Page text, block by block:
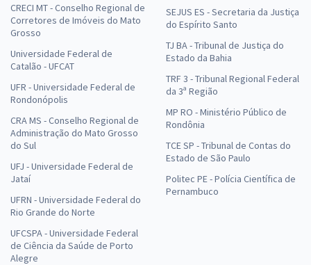
CRECI MT - Conselho Regional de
Corretores de Imóveis do Mato
Grosso
Universidade Federal de
Catalão - UFCAT
UFR - Universidade Federal de
Rondonópolis
CRA MS - Conselho Regional de
Administração do Mato Grosso
do Sul
UFJ - Universidade Federal de
Jataí
UFRN - Universidade Federal do
Rio Grande do Norte
UFCSPA - Universidade Federal
de Ciência da Saúde de Porto
Alegre
SEJUS ES - Secretaria da Justiça
do Espírito Santo
TJ BA - Tribunal de Justiça do
Estado da Bahia
TRF 3 - Tribunal Regional Federal
da 3ª Região
MP RO - Ministério Público de
Rondônia
TCE SP - Tribunal de Contas do
Estado de São Paulo
Politec PE - Polícia Científica de
Pernambuco